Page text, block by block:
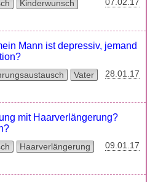
Kinderwunsch
Mann ist depressiv, jemand
Vater 28.01.17
mit Haarverlängerung?
Haarverlängerung 09.01.17